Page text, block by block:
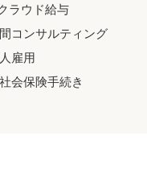
ラウド給与
コンサルティング
雇用
社会保険手続き